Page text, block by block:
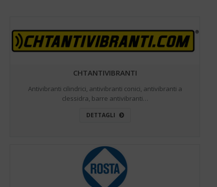
CHTANTIVIBRANTI
Antivibranti cilindrici, antivibranti conici, antivibranti a
clessidra, barre antivibranti…
DETTAGLI